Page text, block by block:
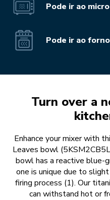
Pode ir ao
Pode ir ao
Turn over a
Enhance your mixer with
Leaves bowl
bowl has a reactive blue-
one is unique due to
firing process (1). Our
can withstand hot or